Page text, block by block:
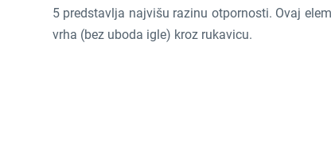
5 predstavlja najvišu razinu otpornosti. Ovaj
vrha (bez uboda igle) kroz rukavicu.